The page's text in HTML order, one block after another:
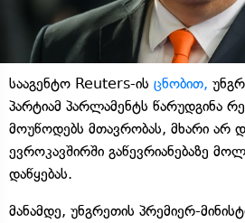
სააგენტო Reuters-ის ცნობით,
პარტიამ პარლამენტს წარუდგინა
მოუწოდებს მთავრობას, მხარი არ
ევროკავშირში გაწევრიანებაზე
დაწყებას.
მანამდე, უნგრეთის პრემიერ-